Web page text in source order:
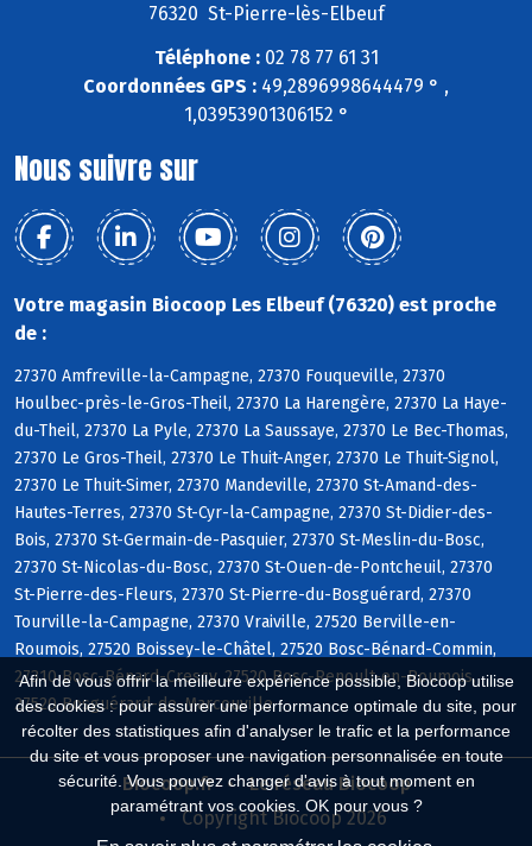
Afin de vous offrir la meilleure expérience possible, Biocoop utilise
des cookies : pour assurer une performance optimale du site, pour
récolter des statistiques afin d'analyser le trafic et la performance
du site et vous proposer une navigation personnalisée en toute
sécurité. Vous pouvez changer d'avis à tout moment en
paramétrant vos cookies. OK pour vous ?
76320 St-Pierre-lès-Elbeuf
Téléphone :02 78 77 61 31
Coordonnées GPS : 49,2896998644479 ° ,
1,03953901306152 °
Nous suivre sur
Votre magasin Biocoop Les Elbeuf (76320) est proche
de :
27370 Amfreville-la-Campagne, 27370 Fouqueville, 27370
Houlbec-près-le-Gros-Theil, 27370 La Harengère, 27370 La Haye-
du-Theil, 27370 La Pyle, 27370 La Saussaye, 27370 Le Bec-Thomas,
27370 Le Gros-Theil, 27370 Le Thuit-Anger, 27370 Le Thuit-Signol,
27370 Le Thuit-Simer, 27370 Mandeville, 27370 St-Amand-des-
Hautes-Terres, 27370 St-Cyr-la-Campagne, 27370 St-Didier-des-
Bois, 27370 St-Germain-de-Pasquier, 27370 St-Meslin-du-Bosc,
27370 St-Nicolas-du-Bosc, 27370 St-Ouen-de-Pontcheuil, 27370
St-Pierre-des-Fleurs, 27370 St-Pierre-du-Bosguérard, 27370
Tourville-la-Campagne, 27370 Vraiville, 27520 Berville-en-
Roumois, 27520 Boissey-le-Châtel, 27520 Bosc-Bénard-Commin,
27310 Bosc-Bénard-Crescy, 27520 Bosc-Renoult-en-Roumois,
27520 Bosguérard-de-Marcouville
Biocoop.fr
Le réseau Biocoop
Copyright Biocoop 2026